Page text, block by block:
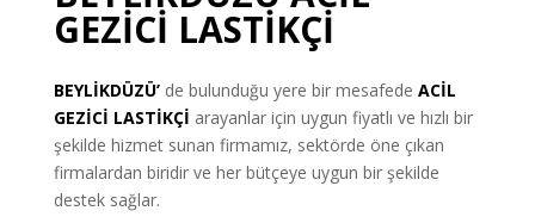
GEZİCİ LASTİKÇİ
BEYLİKDÜZÜ’ de bulunduğu yere bir mesafede ACİL
GEZİCİ LASTİKÇİ arayanlar için uygun fiyatlı ve hızlı bir
şekilde hizmet sunan firmamız, sektörde öne çıkan
firmalardan biridir ve her bütçeye uygun bir şekilde
destek sağlar.